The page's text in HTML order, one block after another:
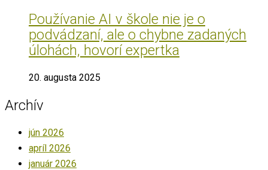
Používanie AI v škole nie je o
podvádzaní, ale o chybne zadaných
úlohách, hovorí expertka
20. augusta 2025
Archív
jún 2026
apríl 2026
január 2026